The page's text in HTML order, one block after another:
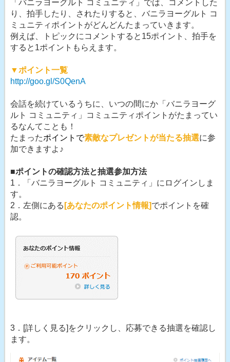
「バニラヨーグルト コミュニティ」では、コメントした
り、拍手したり、されたりすると、バニラヨーグルト コ
ミュニティポイントがどんどんたまっていきます。
例えば、トピックにコメントすると15ポイント、拍手を
すると1ポイントもらえます。
▼ポイント一覧
http://goo.gl/S0QenA
会話を続けているうちに、いつの間にか「バニラヨーグ
ルト コミュニティ」コミュニティポイントがたまってい
るなんてことも！
たまったポイントで素敵なプレゼントが当たる抽選に参
加できますよ♪
■ポイントの確認方法と抽選参加方法
1．「バニラヨーグルト コミュニティ」にログインしま
す。
2．左側にある [あなたのポイント情報]でポイントを確
認。
3．[詳しく見る]をクリックし、応募できる抽選を確認し
ます。